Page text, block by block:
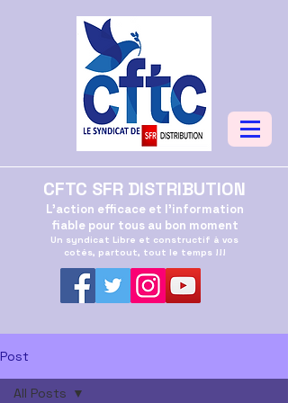
CFTC SFR DISTRIBUTION
L'action efficace et l'information
fiable pour tous au bon moment
Un syndicat Libre et constructif à vos
cotés, partout, tout le temps !!!
Post
All Posts